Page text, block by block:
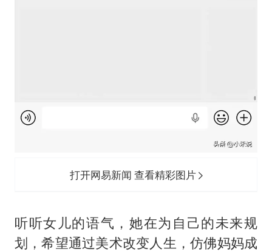
打开网易新闻 查看精彩图片
听听女儿的语气，她在为自己的未来规
划，希望通过美术改变人生，仿佛妈妈成